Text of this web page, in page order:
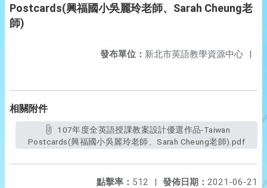
Postcards(興福國小吳麗玲老師、Sarah Cheung老
師)
發布單位： 新北市英語教學資源中心 |
相關附件
Postcards(興福國小吳麗玲老師、Sarah Cheung老師).pdf
發佈日期： 2021-06-21
點擊率： 512 |